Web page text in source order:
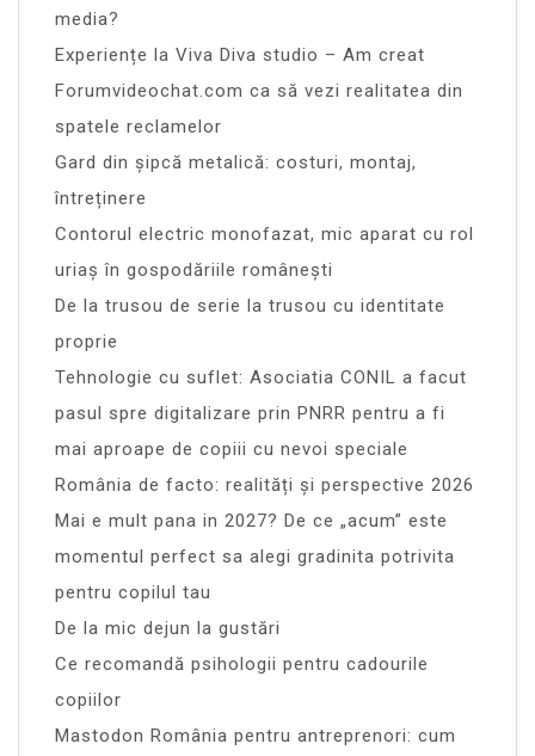
media?
Experiențe la Viva Diva studio – Am creat
Forumvideochat.com ca să vezi realitatea din
spatele reclamelor
Gard din șipcă metalică: costuri, montaj,
întreținere
Contorul electric monofazat, mic aparat cu rol
uriaș în gospodăriile românești
De la trusou de serie la trusou cu identitate
proprie
Tehnologie cu suflet: Asociatia CONIL a facut
pasul spre digitalizare prin PNRR pentru a fi
mai aproape de copiii cu nevoi speciale
România de facto: realități și perspective 2026
Mai e mult pana in 2027? De ce „acum” este
momentul perfect sa alegi gradinita potrivita
pentru copilul tau
De la mic dejun la gustări
Ce recomandă psihologii pentru cadourile
copiilor
Mastodon România pentru antreprenori: cum